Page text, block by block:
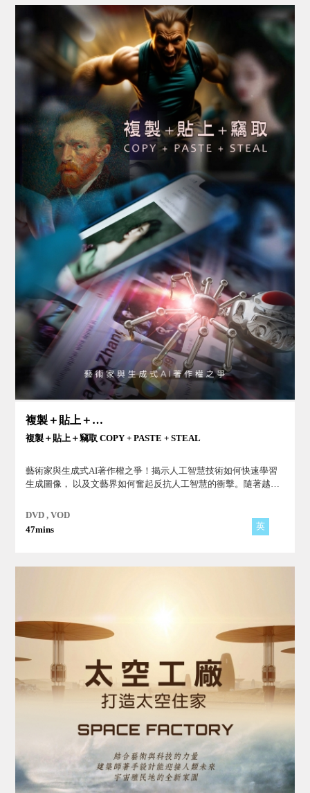
複製＋貼上＋竊取
複製＋貼上＋竊取 COPY + PASTE + STEAL
藝術家與生成式AI著作權之爭！揭示人工智慧技術如何快速學習
生成圖像， 以及文藝界如何奮起反抗人工智慧的衝擊。隨著越來
律和倫理困境。
DVD , VOD
47mins
英